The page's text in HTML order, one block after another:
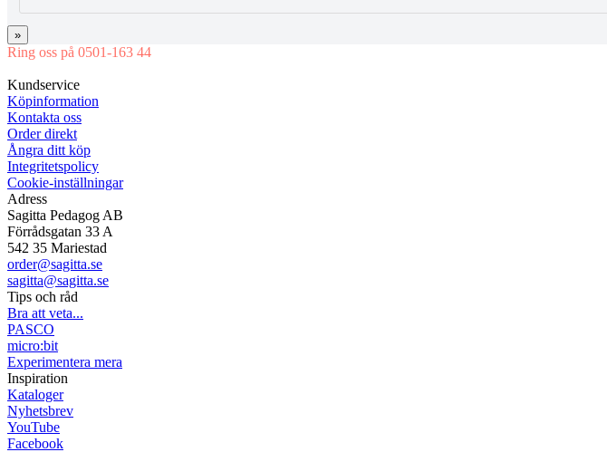
»
Ring oss på 0501-163 44
Kundservice
Köpinformation
Kontakta oss
Order direkt
Ångra ditt köp
Integritetspolicy
Cookie-inställningar
Adress
Sagitta Pedagog AB
Förrådsgatan 33 A
542 35 Mariestad
order@sagitta.se
sagitta@sagitta.se
Tips och råd
Bra att veta...
PASCO
micro:bit
Experimentera mera
Inspiration
Kataloger
Nyhetsbrev
YouTube
Facebook